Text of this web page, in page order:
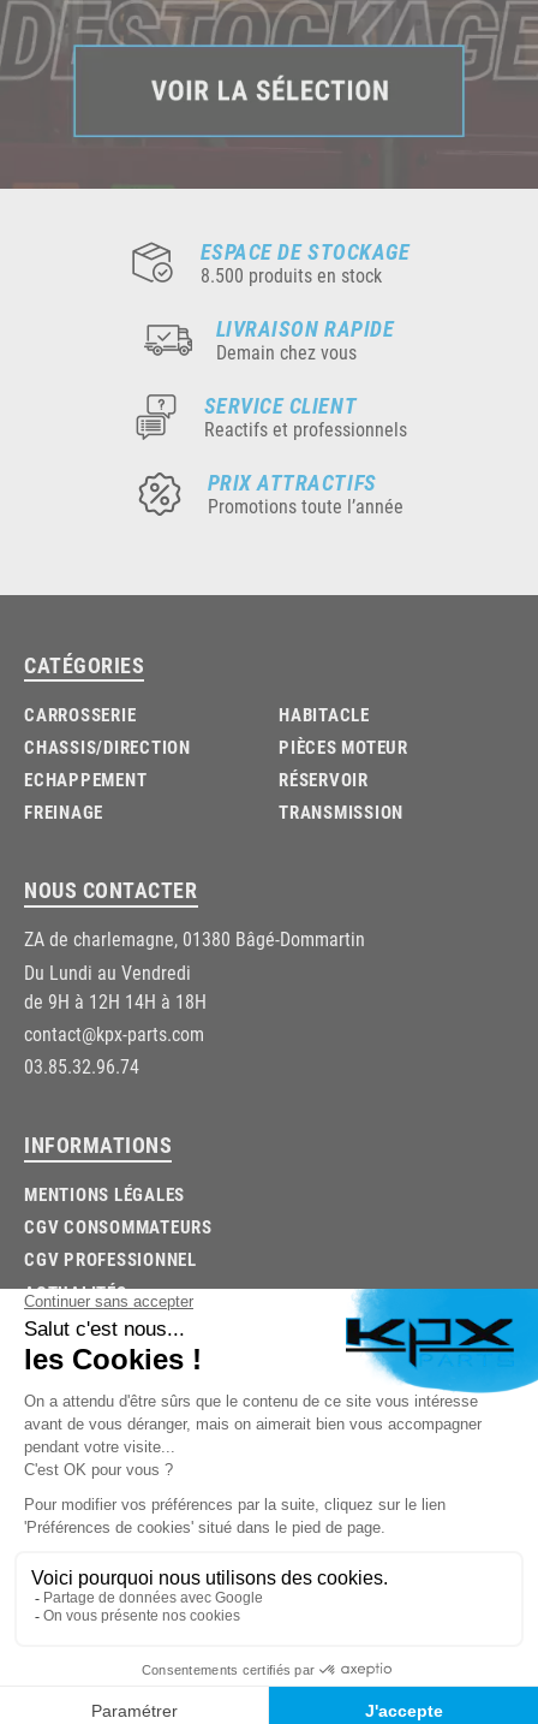
ESPACE DE STOCKAGE
8.500 produits en stock
LIVRAISON RAPIDE
Demain chez vous
SERVICE CLIENT
Reactifs et professionnels
PRIX ATTRACTIFS
Promotions toute l’année
03.85.32.96.74
© 2026 -KPX PARTS- SITE CRÉÉ PARLET'S CLIC
CATÉGORIES
CARROSSERIE
CHASSIS/DIRECTION
ECHAPPEMENT
FREINAGE
HABITACLE
PIÈCES MOTEUR
RÉSERVOIR
TRANSMISSION
NOUS CONTACTER
ZA de charlemagne, 01380 Bâgé-Dommartin
Du Lundi au Vendredi
de 9H à 12H 14H à 18H
contact@kpx-parts.com
03.85.32.96.74
INFORMATIONS
MENTIONS LÉGALES
CGV CONSOMMATEURS
CGV PROFESSIONNEL
ACTUALITÉS
TROUVEZ LA BONNE PIÈCE RAPIDEMENT
03.85.32.96.74